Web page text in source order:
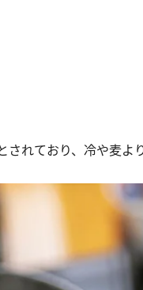
れており、冷や麦よ